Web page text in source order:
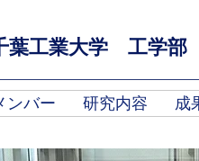
葉工業大学 工学
ンバー 研究内容 成